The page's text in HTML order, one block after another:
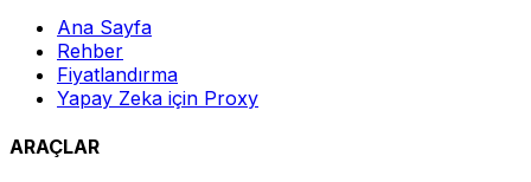
Ana Sayfa
Rehber
Fiyatlandırma
Yapay Zeka için Proxy
ARAÇLAR